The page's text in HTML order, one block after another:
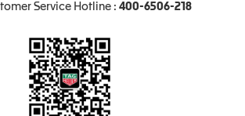
Service Hotline : 400-6506-218